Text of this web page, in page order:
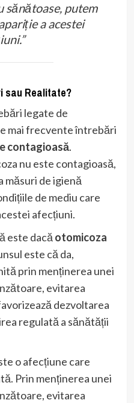
sănătoase, putem
a acestei
sau Realitate?
legate de
mai frecvente întrebări
contagioasă.
nu este contagioasă,
măsuri de igienă
de mediu care
afecțiuni.
este dacă otomicoza
este că da,
prin menținerea unei
evitarea
dezvoltarea
regulată a sănătății
o afecțiune care
Prin menținerea unei
evitarea